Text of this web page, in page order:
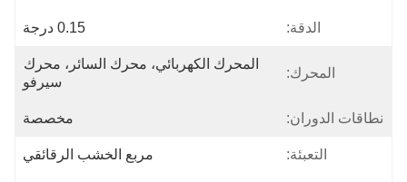
الدقة: 0.15 درجة
المحرك:
المحرك الكهربائي، محرك السائر، محرك
سيرفو
نطاقات الدوران: مخصصة
التعبئة: مربع الخشب الرقائقي